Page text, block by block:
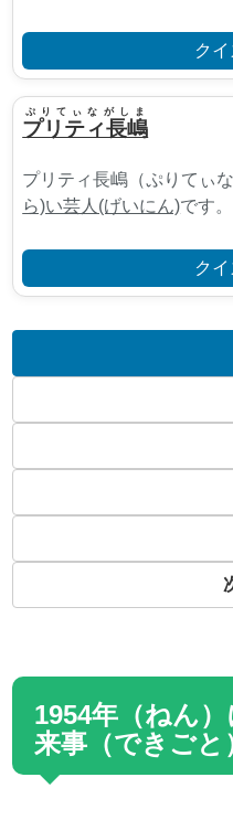
ク
プリティ長嶋
ぷりてぃながしま
プリティ長嶋（ぷりてぃ
ら)い芸人(げいにん)です
ク
1954年（ねん
来事（できごと